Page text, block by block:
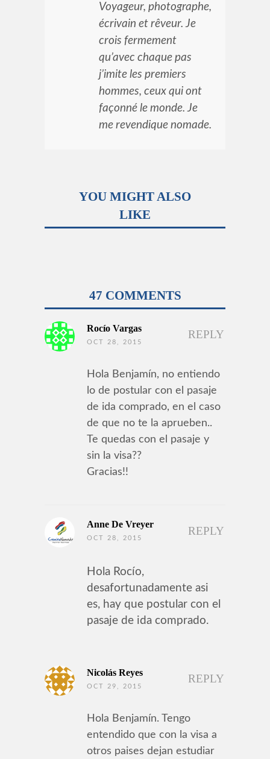
Voyageur, photographe,
écrivain et rêveur. Je
crois fermement
qu’avec chaque pas
j’imite les premiers
hommes, ceux qui ont
façonné le monde. Je
me revendique nomade.
YOU MIGHT ALSO
LIKE
47 COMMENTS
Rocío Vargas
OCT 28, 2015
REPLY
Hola Benjamín, no entiendo
lo de postular con el pasaje
de ida comprado, en el caso
de que no te la aprueben..
Te quedas con el pasaje y
sin la visa??
Gracias!!
Anne De Vreyer
OCT 28, 2015
REPLY
Hola Rocío,
desafortunadamente asi
es, hay que postular con el
pasaje de ida comprado.
Nicolás Reyes
OCT 29, 2015
REPLY
Hola Benjamín. Tengo
entendido que con la visa a
otros paises dejan estudiar